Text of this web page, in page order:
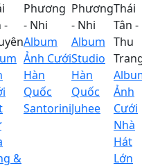
-
&
Phương
- Nhi
Album
Ảnh Cưới
Hàn
Quốc
Santorini
Phương
- Nhi
Album
Studio
Hàn
Quốc
Juhee
Thái
Tân -
Thu
Ảnh
Cưới
Nhà
Hát
Lớn